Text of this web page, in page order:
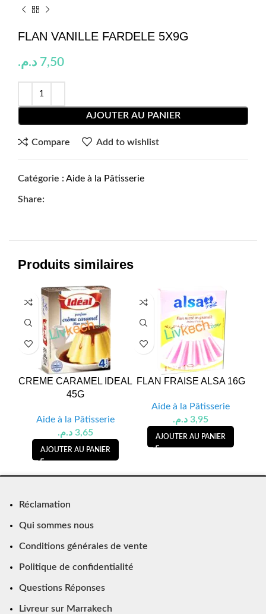
FLAN VANILLE FARDELE 5X9G
7,50 د.م.
AJOUTER AU PANIER
Compare Add to wishlist
Catégorie : Aide à la Pâtisserie
Share:
Produits similaires
CREME CARAMEL IDEAL
45G
Aide à la Pâtisserie
3,65 د.م.
AJOUTER AU PANIER
FLAN FRAISE ALSA 16G
Aide à la Pâtisserie
3,95 د.م.
AJOUTER AU PANIER
Réclamation
Qui sommes nous
Conditions générales de vente
Politique de confidentialité
Questions Réponses
Livreur sur Marrakech